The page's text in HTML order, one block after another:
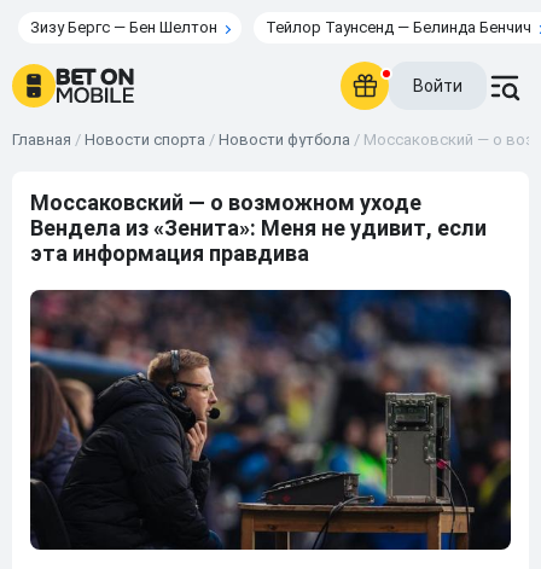
Зизу Бергс — Бен Шелтон Тейлор Таунсенд — Белинда Бенчич
Войти
Главная / Новости спорта / Новости футбола / Моссаковский — о
Моссаковский — о возможном уходе
Вендела из «Зенита»: Меня не удивит, если
эта информация правдива